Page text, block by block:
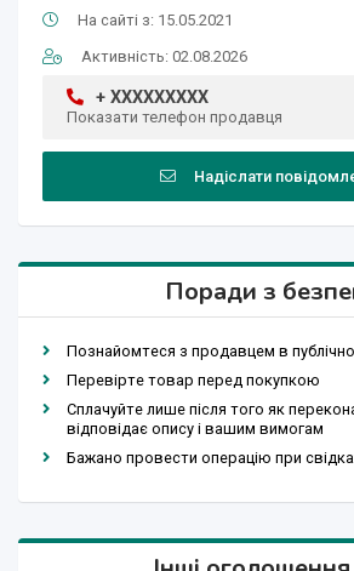
На сайті з: 15.05.2021
Активність: 02.08.2026
+ XXXXXXXXX
Показати телефон продавця
Надіслати
Поради з
Познайомтеся з продавцем в
Перевірте товар перед покупкою
Сплачуйте лише після того як
відповідає опису і вашим вимогам
Бажано провести операцію при